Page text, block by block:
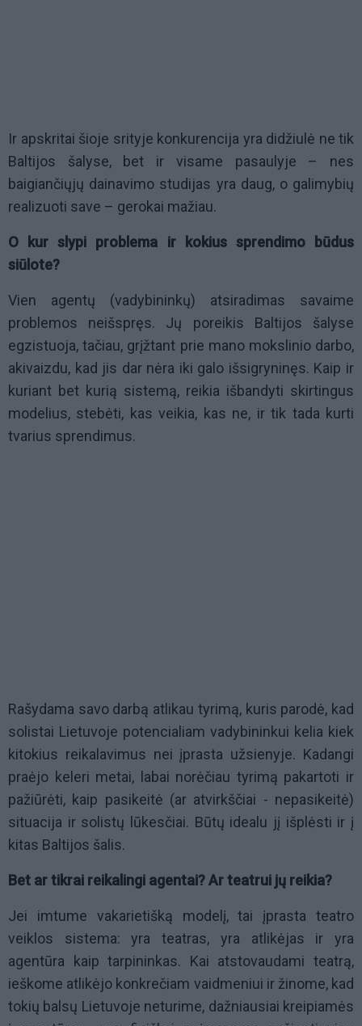
Ir apskritai šioje srityje konkurencija yra didžiulė ne tik
Baltijos šalyse, bet ir visame pasaulyje – nes
baigiančiųjų dainavimo studijas yra daug, o galimybių
realizuoti save – gerokai mažiau.
O kur slypi problema ir kokius sprendimo būdus
siūlote?
Vien agentų (vadybininkų) atsiradimas savaime
problemos neišspręs. Jų poreikis Baltijos šalyse
egzistuoja, tačiau, grįžtant prie mano mokslinio darbo,
akivaizdu, kad jis dar nėra iki galo išsigryninęs. Kaip ir
kuriant bet kurią sistemą, reikia išbandyti skirtingus
modelius, stebėti, kas veikia, kas ne, ir tik tada kurti
tvarius sprendimus.
Rašydama savo darbą atlikau tyrimą, kuris parodė, kad
solistai Lietuvoje potencialiam vadybininkui kelia kiek
kitokius reikalavimus nei įprasta užsienyje. Kadangi
praėjo keleri metai, labai norėčiau tyrimą pakartoti ir
pažiūrėti, kaip pasikeitė (ar atvirkščiai - nepasikeitė)
situacija ir solistų lūkesčiai. Būtų idealu jį išplėsti ir į
kitas Baltijos šalis.
Bet ar tikrai reikalingi agentai? Ar teatrui jų reikia?
Jei imtume vakarietišką modelį, tai įprasta teatro
veiklos sistema: yra teatras, yra atlikėjas ir yra
agentūra kaip tarpininkas. Kai atstovaudami teatrą,
ieškome atlikėjo konkrečiam vaidmeniui ir žinome, kad
tokių balsų Lietuvoje neturime, dažniausiai kreipiamės